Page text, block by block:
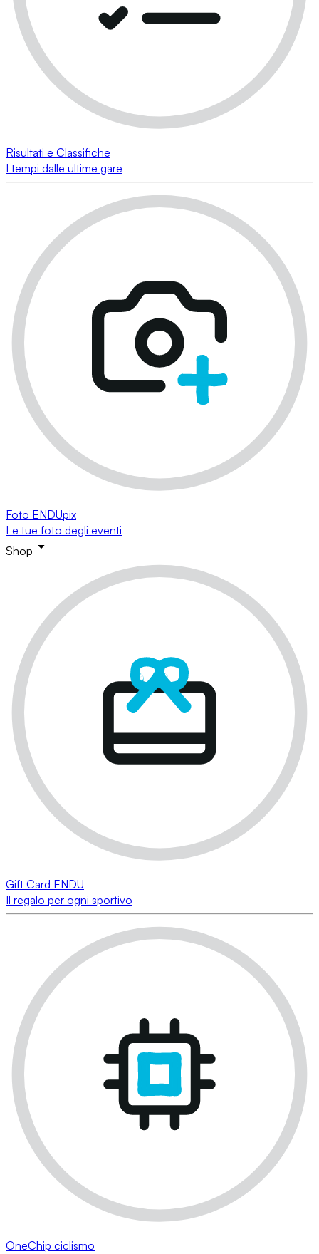
Risultati e Classifiche
I tempi dalle ultime gare
Foto ENDUpix
Le tue foto degli eventi
Shop
Gift Card ENDU
Il regalo per ogni sportivo
OneChip ciclismo